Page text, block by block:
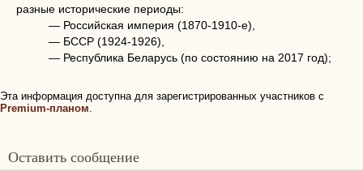
разные исторические периоды:
— Российская империя (1870-1910-е),
— БССР (1924-1926),
— Республика Беларусь (по состоянию на 2017 год);
Эта информация доступна для зарегистрированных участников с
Premium-планом.
Оставить сообщение